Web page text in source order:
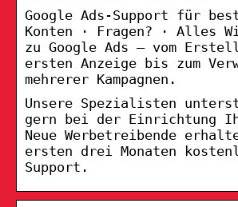
Google Ads-Support für
Konten · Fragen? · Alles
zu Google Ads – vom
ersten Anzeige bis zum
mehrerer Kampagnen.
Unsere Spezialisten
gern bei der Einrichtung
Neue Werbetreibende
ersten drei Monaten
Support.